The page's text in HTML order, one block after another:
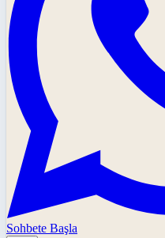
Sohbete Başla